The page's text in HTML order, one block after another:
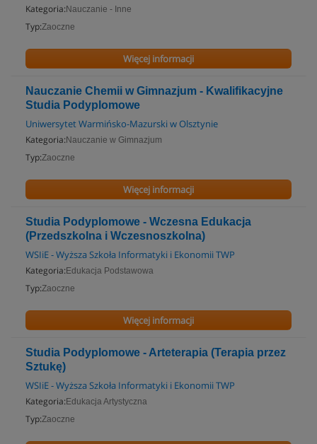
Kategoria: Nauczanie - Inne
Typ:Zaoczne
Więcej informacji
Nauczanie Chemii w Gimnazjum - Kwalifikacyjne
Studia Podyplomowe
Uniwersytet Warmińsko-Mazurski w Olsztynie
Kategoria: Nauczanie w Gimnazjum
Typ:Zaoczne
Więcej informacji
Studia Podyplomowe - Wczesna Edukacja
(Przedszkolna i Wczesnoszkolna)
WSIiE - Wyższa Szkoła Informatyki i Ekonomii TWP
Kategoria: Edukacja Podstawowa
Typ:Zaoczne
Więcej informacji
Studia Podyplomowe - Arteterapia (Terapia przez
Sztukę)
WSIiE - Wyższa Szkoła Informatyki i Ekonomii TWP
Kategoria: Edukacja Artystyczna
Typ:Zaoczne